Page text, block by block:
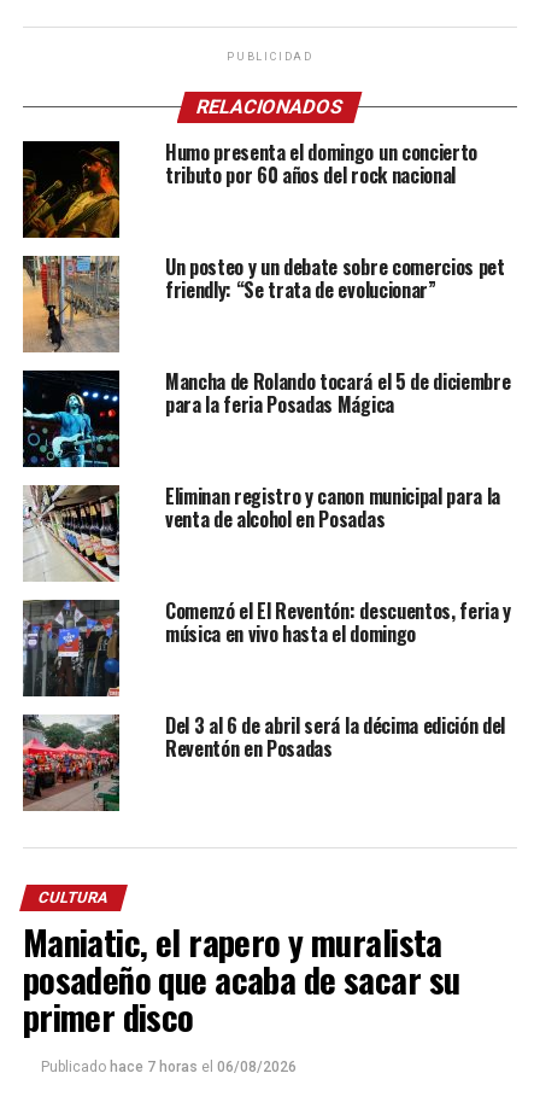
PUBLICIDAD
RELACIONADOS
Humo presenta el domingo un concierto
tributo por 60 años del rock nacional
Un posteo y un debate sobre comercios pet
friendly: “Se trata de evolucionar”
Mancha de Rolando tocará el 5 de diciembre
para la feria Posadas Mágica
Eliminan registro y canon municipal para la
venta de alcohol en Posadas
Comenzó el El Reventón: descuentos, feria y
música en vivo hasta el domingo
Del 3 al 6 de abril será la décima edición del
Reventón en Posadas
CULTURA
Maniatic, el rapero y muralista
posadeño que acaba de sacar su
primer disco
Publicado hace 7 horas el 06/08/2026